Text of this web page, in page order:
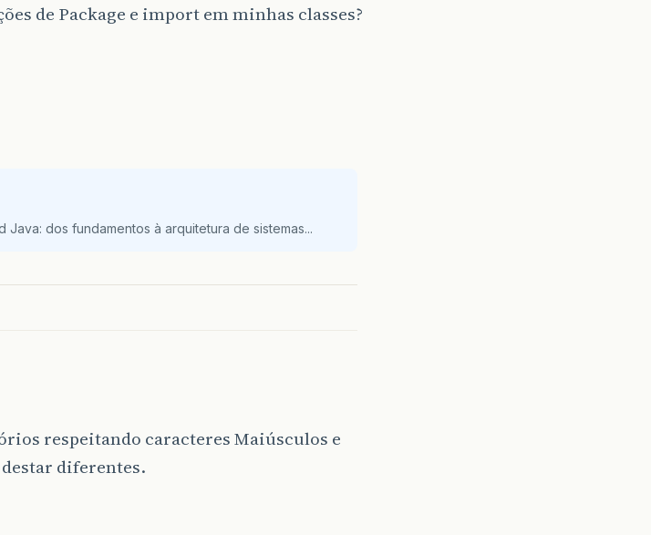
de Package e import em minhas classes?
dos fundamentos à arquitetura de sistemas...
respeitando caracteres Maiúsculos e
diferentes.